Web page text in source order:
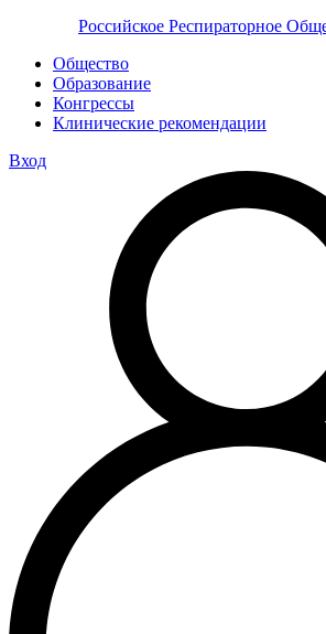
Российское Респираторное
Общество
Образование
Конгрессы
Клинические рекомендации
Вход